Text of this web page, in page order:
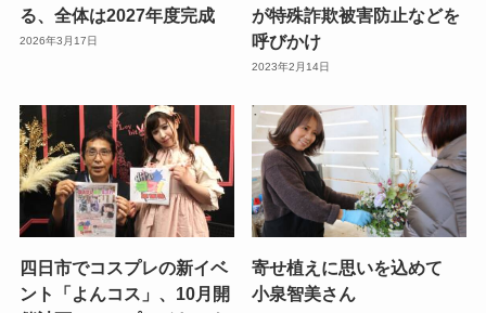
る、全体は2027年度完成
2026年3月17日
が特殊詐欺被害防止などを
呼びかけ
2023年2月14日
四日市でコスプレの新イベ
ント「よんコス」、10月開
寄せ植えに思いを込めて
小泉智美さん